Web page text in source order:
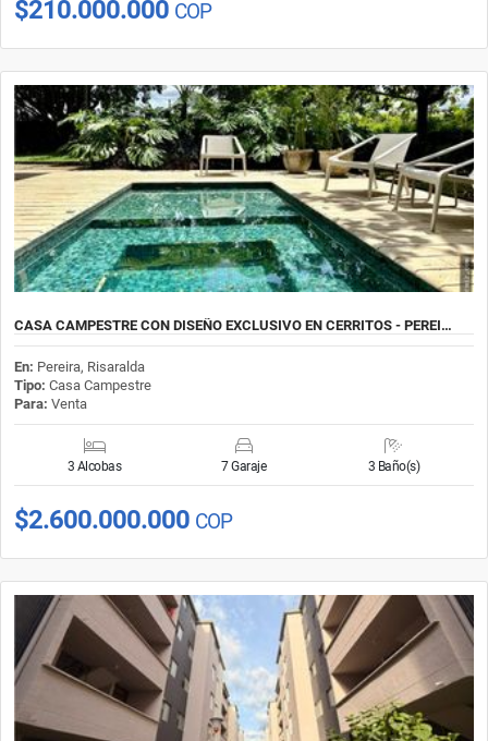
$210.000.000 COP
CASA CAMPESTRE CON DISEÑO EXCLUSIVO EN CERRITOS - PEREI…
En: Pereira, Risaralda
Tipo: Casa Campestre
Para: Venta
3 Alcobas 7 Garaje 3 Baño(s)
$2.600.000.000 COP